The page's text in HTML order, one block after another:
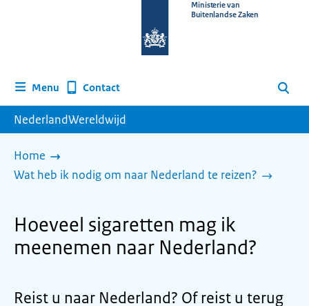
homepage
Ministerie van
Buitenlandse Zaken
Menu Contact Zoeken
NederlandWereldwijd
Home
Wat heb ik nodig om naar Nederland te reizen?
Hoeveel sigaretten mag ik
meenemen naar Nederland?
Reist u naar Nederland? Of reist u terug